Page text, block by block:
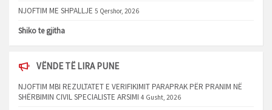
NJOFTIM ME SHPALLJE 5 Qershor, 2026
Shiko te gjitha
VËNDE TË LIRA PUNE
NJOFTIM MBI REZULTATET E VERIFIKIMIT PARAPRAK PËR PRANIM NË
SHËRBIMIN CIVIL SPECIALISTE ARSIMI 4 Gusht, 2026